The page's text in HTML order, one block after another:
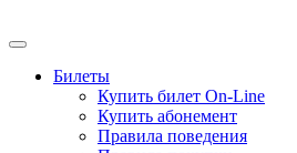
Билеты
Купить билет On-Line
Купить абонемент
Правила поведения